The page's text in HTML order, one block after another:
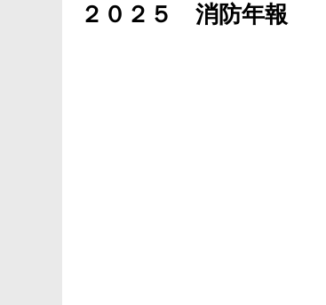
２０２５ 消防年報